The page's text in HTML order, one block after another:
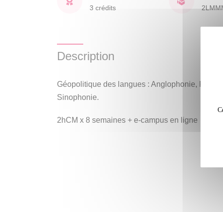
3 crédits
Description
Géopolitique des langues : Anglophonie,
Sinophonie.
2hCM x 8 semaines + e-campus en ligne